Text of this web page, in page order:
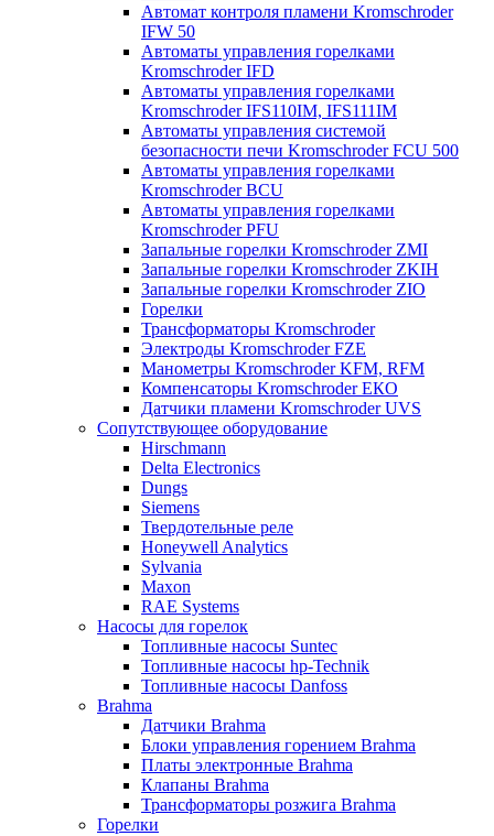
Автомат контроля пламени Kromschroder
IFW 50
Автоматы управления горелками
Kromschroder IFD
Автоматы управления горелками
Kromschroder IFS110IM, IFS111IM
Автоматы управления системой
безопасности печи Kromschroder FCU 500
Автоматы управления горелками
Kromschroder BCU
Автоматы управления горелками
Kromschroder PFU
Запальные горелки Kromschroder ZМI
Запальные горелки Kromschroder ZKIH
Запальные горелки Kromschroder ZIO
Горелки
Трансформаторы Kromschroder
Электроды Kromschroder FZE
Манометры Kromschroder KFM, RFM
Компенсаторы Kromschroder ЕКО
Датчики пламени Kromschroder UVS
Сопутствующее оборудование
Hirschmann
Delta Electronics
Dungs
Siemens
Твердотельные реле
Honeywell Analytics
Sylvania
Maxon
RAE Systems
Насосы для горелок
Топливные насосы Suntec
Топливные насосы hp-Technik
Топливные насосы Danfoss
Brahma
Датчики Brahma
Блоки управления горением Brahma
Платы электронные Brahma
Клапаны Brahma
Трансформаторы розжига Brahma
Горелки